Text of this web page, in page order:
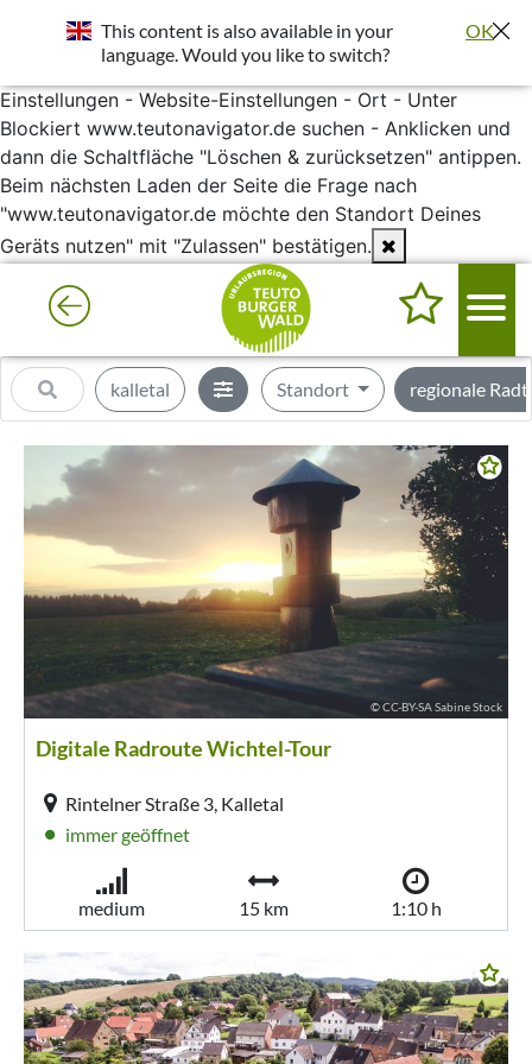
benötigt um bessere Ergebnisse in deiner Umgebung
Einstellungen - Website-Einstellungen - Ort - Unter
Blockiert www.teutonavigator.de suchen - Anklicken und
dann die Schaltfläche "Löschen & zurücksetzen" antippen.
Beim nächsten Laden der Seite die Frage nach
"www.teutonavigator.de möchte den Standort Deines
Geräts nutzen" mit "Zulassen" bestätigen.
kalletal Standort regionale
© CC-BY-SA Sabine Stock
Digitale Radroute Wichtel-Tour
Rintelner Straße 3, Kalletal
immer geöffnet
medium 15 km 1:10 h
This content is also available in your
language. Would you like to switch?
OK